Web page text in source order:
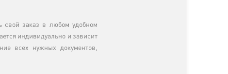
свой заказ в любом удобном
индивидуально и зависит
всех нужных документов,